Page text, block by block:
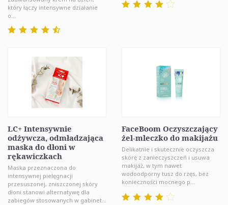
który łączy intensywne działanie
o...
LC+ Intensywnie
odżywcza, odmładzająca
maska do dłoni w
rękawiczkach
Maska przeznaczona do
intensywnej pielęgnacji
przesuszonej, zniszczonej skóry
dłoni stanowi alternatywę dla
zabiegów stosowanych w gabinet...
FaceBoom Oczyszczający
żel-mleczko do makijażu
Delikatnie i skutecznie oczyszcza
skórę z zanieczyszczeń i usuwa
makijaż, w tym nawet
wodoodporny tusz do rzęs, bez
konieczności mocnego p...